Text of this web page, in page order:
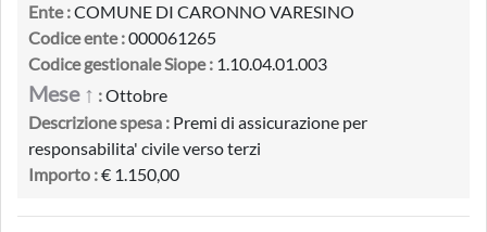
Ente :COMUNE DI CARONNO VARESINO
Codice ente :000061265
Codice gestionale Siope : 1.10.04.01.003
Mese ↑ :Ottobre
Descrizione spesa : Premi di assicurazione per
responsabilita' civile verso terzi
Importo :€ 1.150,00